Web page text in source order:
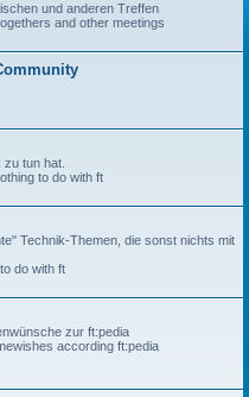
und anderen Treffen
and other meetings
tun hat.
to do with ft
Technik-Themen, die sonst nichts mit
do with ft
zur ft:pedia
according ft:pedia